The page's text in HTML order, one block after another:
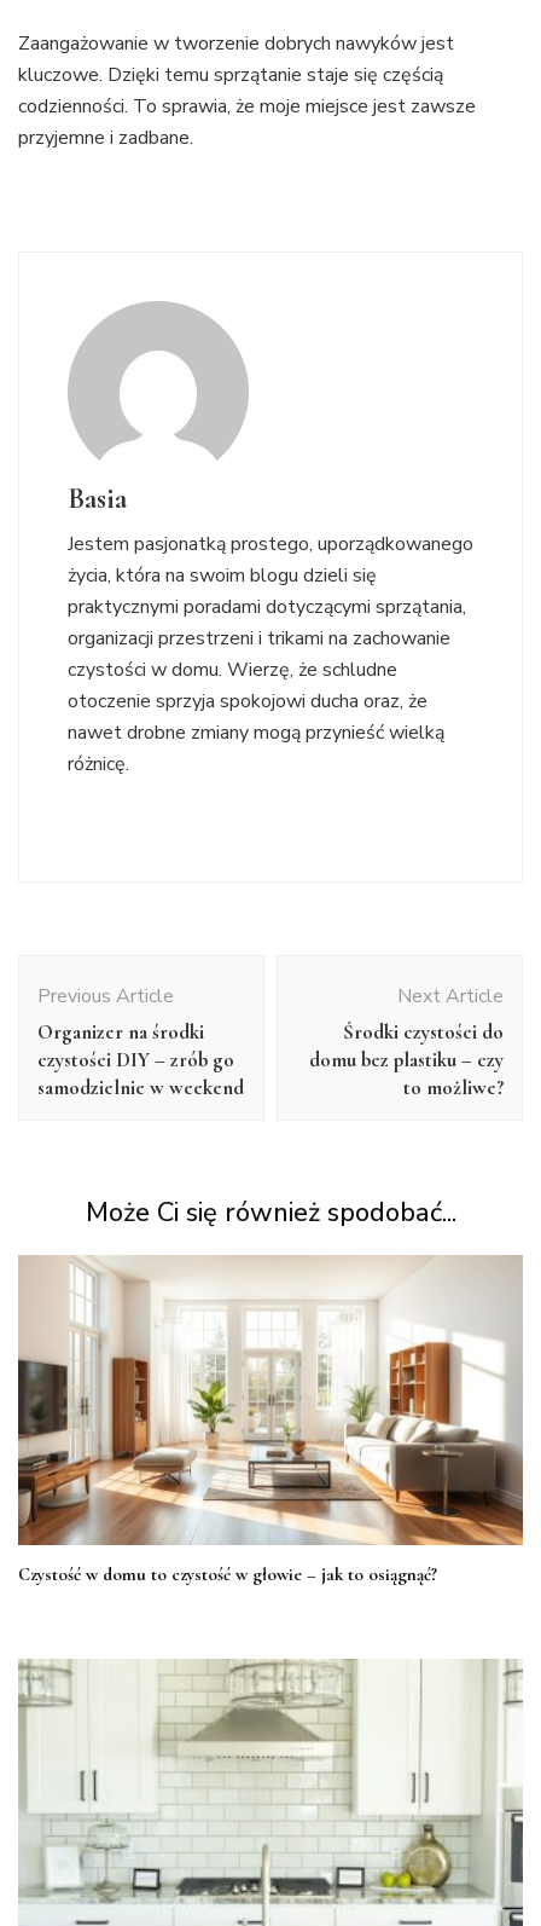
Zaangażowanie w tworzenie dobrych nawyków jest
kluczowe. Dzięki temu sprzątanie staje się częścią
codzienności. To sprawia, że moje miejsce jest zawsze
przyjemne i zadbane.
Basia
Jestem pasjonatką prostego, uporządkowanego
życia, która na swoim blogu dzieli się
praktycznymi poradami dotyczącymi sprzątania,
organizacji przestrzeni i trikami na zachowanie
czystości w domu. Wierzę, że schludne
otoczenie sprzyja spokojowi ducha oraz, że
nawet drobne zmiany mogą przynieść wielką
różnicę.
Navigation
Previous Article
Organizer na środki
czystości DIY – zrób go
samodzielnie w weekend
Next Article
Środki czystości do
domu bez plastiku – czy
to możliwe?
Może Ci się również spodobać...
Czystość w domu to czystość w głowie – jak to osiągnąć?